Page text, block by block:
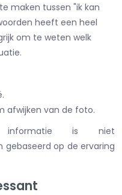
maken tussen "ik kan
heeft een heel
om te weten welk
afwijken van de foto.
informatie is niet
gebaseerd op de ervaring